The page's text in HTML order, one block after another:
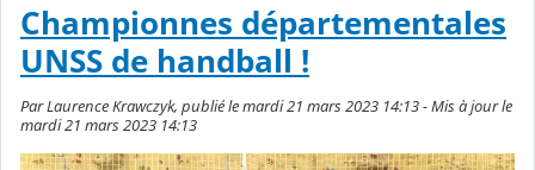
Championnes départementales
UNSS de handball !
Par Laurence Krawczyk, publié le mardi 21 mars 2023 14:13 - Mis à jour le
mardi 21 mars 2023 14:13